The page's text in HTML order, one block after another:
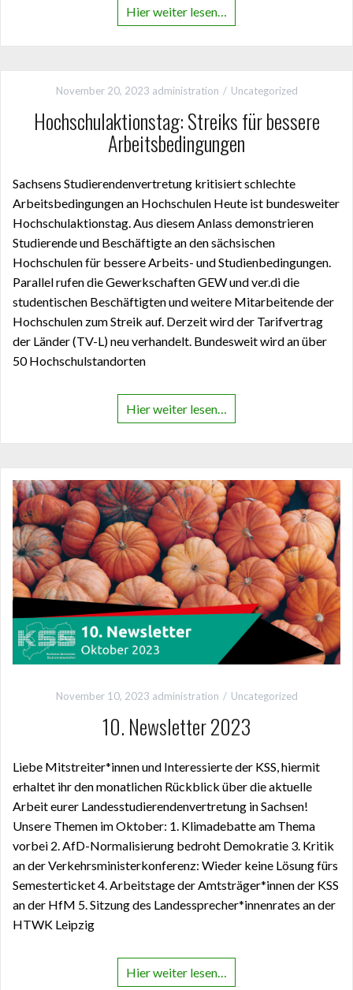
Hier weiter lesen…
November 20, 2023 administration Uncategorized
Hochschulaktionstag: Streiks für bessere
Arbeitsbedingungen
Sachsens Studierendenvertretung kritisiert schlechte
Arbeitsbedingungen an Hochschulen Heute ist bundesweiter
Hochschulaktionstag. Aus diesem Anlass demonstrieren
Studierende und Beschäftigte an den sächsischen
Hochschulen für bessere Arbeits- und Studienbedingungen.
Parallel rufen die Gewerkschaften GEW und ver.di die
studentischen Beschäftigten und weitere Mitarbeitende der
Hochschulen zum Streik auf. Derzeit wird der Tarifvertrag
der Länder (TV-L) neu verhandelt. Bundesweit wird an über
50 Hochschulstandorten
Hier weiter lesen…
November 10, 2023 administration Uncategorized
10. Newsletter 2023
Liebe Mitstreiter*innen und Interessierte der KSS, hiermit
erhaltet ihr den monatlichen Rückblick über die aktuelle
Arbeit eurer Landesstudierendenvertretung in Sachsen!
Unsere Themen im Oktober: 1. Klimadebatte am Thema
vorbei 2. AfD-Normalisierung bedroht Demokratie 3. Kritik
an der Verkehrsministerkonferenz: Wieder keine Lösung fürs
Semesterticket 4. Arbeitstage der Amtsträger*innen der KSS
an der HfM 5. Sitzung des Landessprecher*innenrates an der
HTWK Leipzig
Hier weiter lesen…